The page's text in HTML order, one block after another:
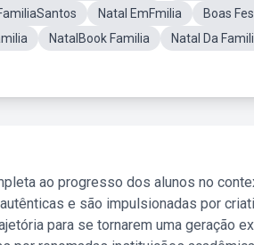
Natal EmFmilia
Boas
NatalBook Familia
Natal Da
ao progresso dos alunos no
e são impulsionadas por
para se tornarem uma geração